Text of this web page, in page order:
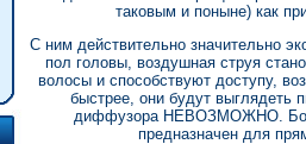
таковым и поныне) как
С ним действительно значительно
пол головы, воздушная струя
волосы и способствуют доступу,
быстрее, они будут
диффузора НЕВОЗМОЖНО.
предназначен для